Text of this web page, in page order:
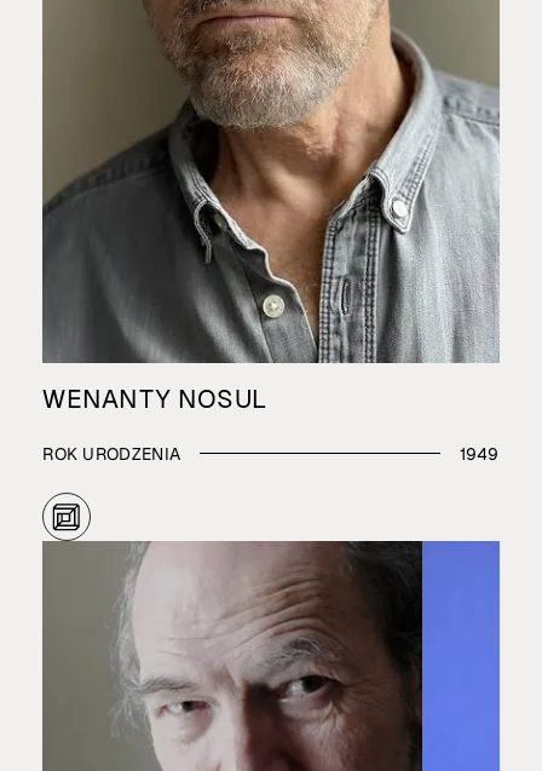
WENANTY NOSUL
ROK URODZENIA 1949